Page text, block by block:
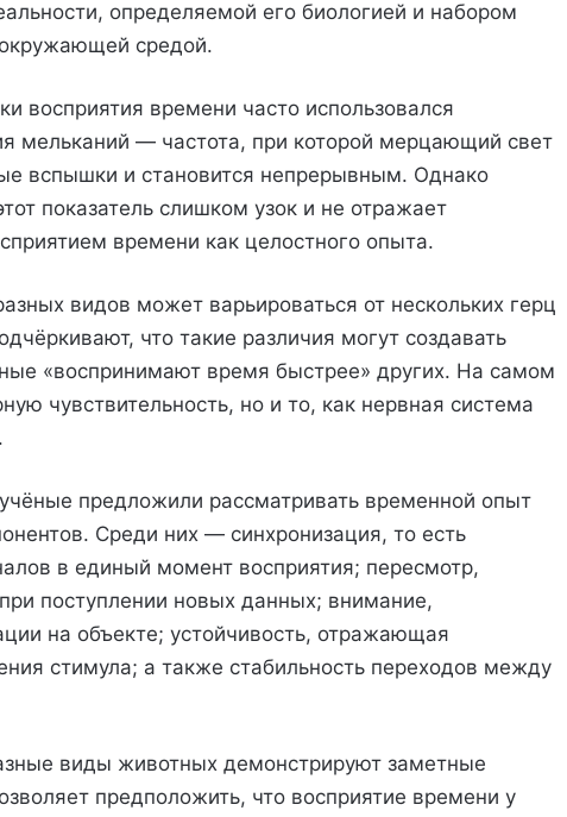
определяемой его биологией и набором
средой.
восприятия времени часто использовался
мельканий — частота, при которой мерцающий свет
вспышки и становится непрерывным. Однако
показатель слишком узок и не отражает
времени как целостного опыта.
видов может варьироваться от нескольких герц
что такие различия могут создавать
«воспринимают время быстрее» других. На самом
чувствительность, но и то, как нервная система
предложили рассматривать временной опыт
Среди них — синхронизация, то есть
в единый момент восприятия; пересмотр,
поступлении новых данных; внимание,
на объекте; устойчивость, отражающая
стимула; а также стабильность переходов между
виды животных демонстрируют заметные
предположить, что восприятие времени у